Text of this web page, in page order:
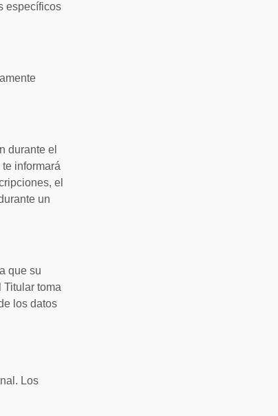
específicos
durante el
informará
el
un
que su
toma
los datos
Los